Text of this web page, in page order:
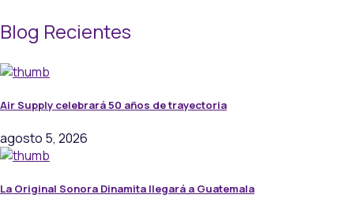
Blog Recientes
Air Supply celebrará 50 años de trayectoria
agosto 5, 2026
La Original Sonora Dinamita llegará a Guatemala